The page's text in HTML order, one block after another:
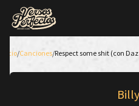
Inicio/Canciones/Respect some shit (con